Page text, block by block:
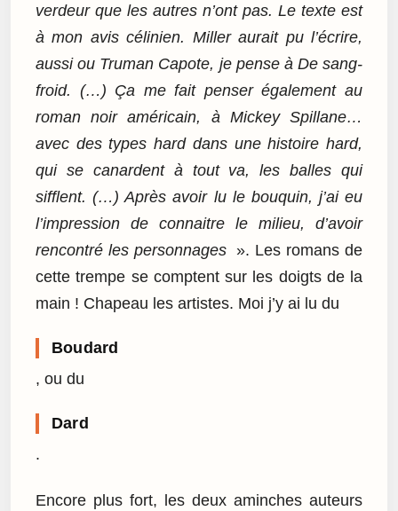
verdeur que les autres n’ont pas. Le texte est
à mon avis célinien. Miller aurait pu l’écrire,
aussi ou Truman Capote, je pense à De sang-
froid. (…) Ça me fait penser également au
roman noir américain, à Mickey Spillane…
avec des types hard dans une histoire hard,
qui se canardent à tout va, les balles qui
sifflent. (…) Après avoir lu le bouquin, j’ai eu
l’impression de connaitre le milieu, d’avoir
rencontré les personnages ». Les romans de
cette trempe se comptent sur les doigts de la
main ! Chapeau les artistes. Moi j’y ai lu du
Boudard
, ou du
Dard
.
Encore plus fort, les deux aminches auteurs